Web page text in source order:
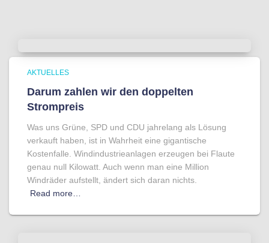
AKTUELLES
Darum zahlen wir den doppelten
Strompreis
Was uns Grüne, SPD und CDU jahrelang als Lösung
verkauft haben, ist in Wahrheit eine gigantische
Kostenfalle. Windindustrieanlagen erzeugen bei Flaute
genau null Kilowatt. Auch wenn man eine Million
Windräder aufstellt, ändert sich daran nichts.
Read more…